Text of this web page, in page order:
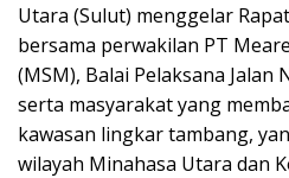
Utara (Sulut) menggelar
bersama perwakilan PT
(MSM), Balai Pelaksana Jalan
serta masyarakat yang
kawasan lingkar tambang,
wilayah Minahasa Utara dan